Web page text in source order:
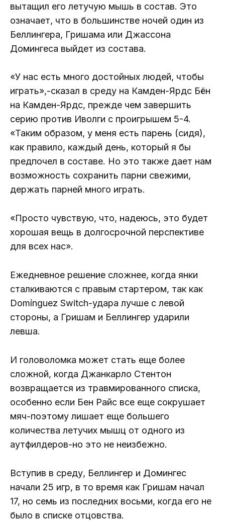
вытащил его летучую мышь в состав. Это
означает, что в большинстве ночей один из
Беллингера, Гришама или Джассона
Домингеса выйдет из состава.
«У нас есть много достойных людей, чтобы
играть»,-сказал в среду на Камден-Ярдс Бён
на Камден-Ярдс, прежде чем завершить
серию против Иволги с проигрышем 5-4.
«Таким образом, у меня есть парень (сидя),
как правило, каждый день, который я бы
предпочел в составе. Но это также дает нам
возможность сохранить парни свежими,
держать парней много играть.
«Просто чувствую, что, надеюсь, это будет
хорошая вещь в долгосрочной перспективе
для всех нас».
Ежедневное решение сложнее, когда янки
сталкиваются с правым стартером, так как
Domínguez Switch-удара лучше с левой
стороны, а Гришам и Беллингер ударили
левша.
И головоломка может стать еще более
сложной, когда Джанкарло Стентон
возвращается из травмированного списка,
особенно если Бен Райс все еще сокрушает
мяч-поэтому лишает еще большего
количества летучих мышц от одного из
аутфилдеров-но это не неизбежно.
Вступив в среду, Беллингер и Домингес
начали 25 игр, в то время как Гришам начал
17, но семь из последних восьми, когда его не
было в списке отцовства.